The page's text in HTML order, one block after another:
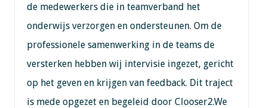
de medewerkers die in teamverband het
onderwijs verzorgen en ondersteunen. Om de
professionele samenwerking in de teams de
versterken hebben wij intervisie ingezet, gericht
op het geven en krijgen van feedback. Dit traject
is mede opgezet en begeleid door Clooser2.We